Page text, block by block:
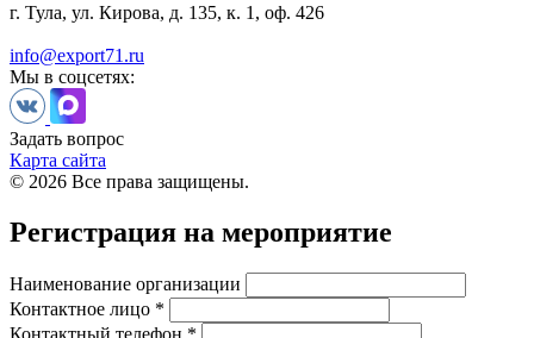
г. Тула, ул. Кирова, д. 135, к. 1, оф. 426
info@export71.ru
Мы в соцсетях:
Задать вопрос
Карта сайта
© 2026 Все права защищены.
Регистрация на мероприятие
Наименование организации
Контактное лицо *
Контактный телефон *